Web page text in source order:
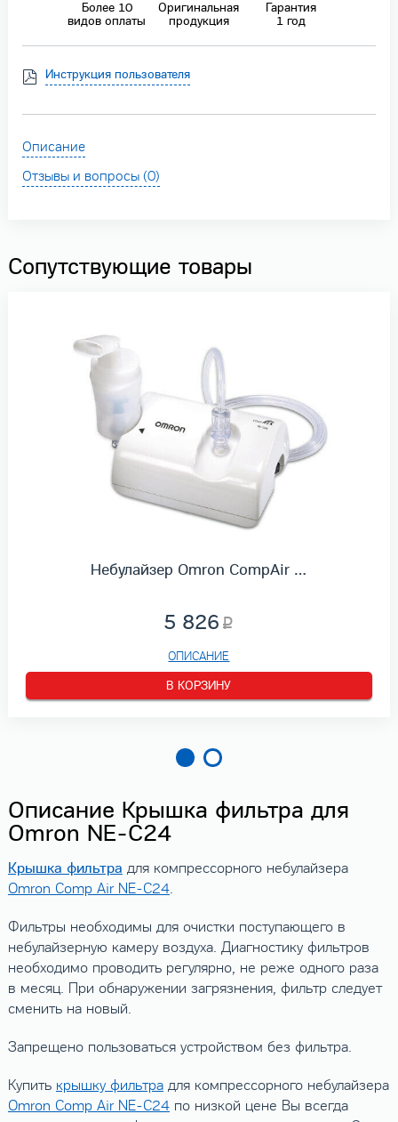
Более 10
видов оплаты
Оригинальная
продукция
Гарантия
1 год
Инструкция пользователя
Описание
Отзывы и вопросы (0)
Сопутствующие товары
Небулайзер Omron CompAir …
5 826
ОПИСАНИЕ
В КОРЗИНУ
Описание Крышка фильтра для
Omron NE-C24
Крышка фильтра для компрессорного небулайзера
Omron Comp Air NE-C24.
Фильтры необходимы для очистки поступающего в
небулайзерную камеру воздуха. Диагностику фильтров
необходимо проводить регулярно, не реже одного раза
в месяц. При обнаружении загрязнения, фильтр следует
сменить на новый.
Запрещено пользоваться устройством без фильтра.
Купить крышку фильтрадля компрессорного небулайзера
Omron Comp Air NE-C24по низкой цене Вы всегда